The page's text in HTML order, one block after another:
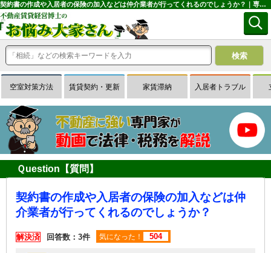
契約書の作成や入居者の保険の加入などは仲介業者が行ってくれるのでしょうか？｜専門家に無料相談できる賃貸経営Ｑ＆Ａサイトはお悩み大家さん
空室対策方法 賃貸契約・更新 家賃滞納 入居者トラブル
Ｑuestion【質問】
契約書の作成や入居者の保険の加入などは仲
介業者が行ってくれるのでしょうか？
解決済 回答数：3件 気になった！ 504